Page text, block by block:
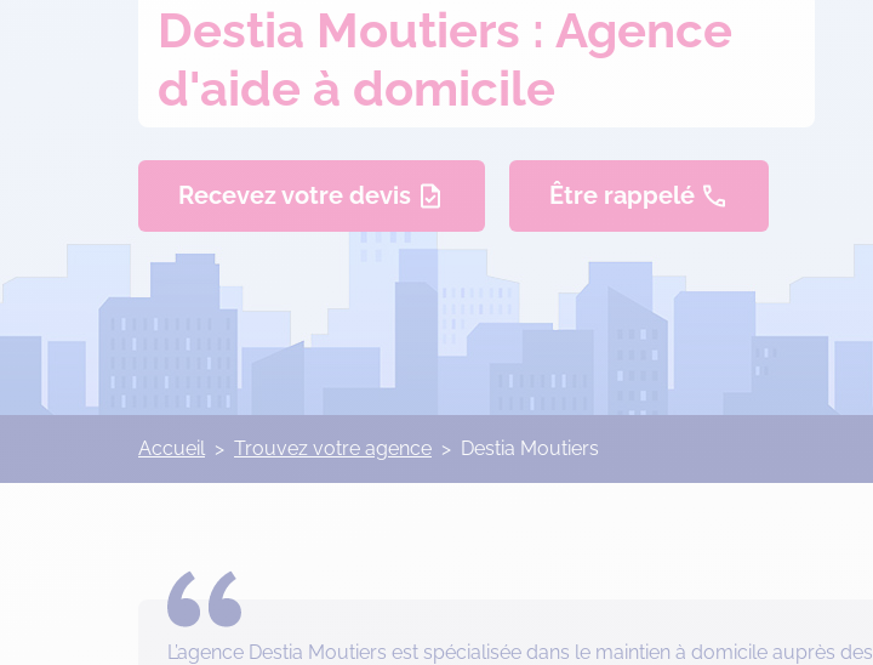
Destia Moutiers : Agence
d'aide à domicile
Recevez votre devis Être rappelé
Accueil > Trouvez votre agence > Destia Moutiers
L’agence Destia Moutiers est spécialisée dans le maintien à domicile auprès des